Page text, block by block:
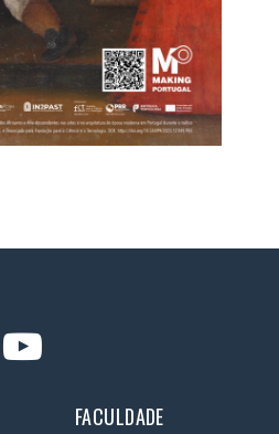
FACULDADE